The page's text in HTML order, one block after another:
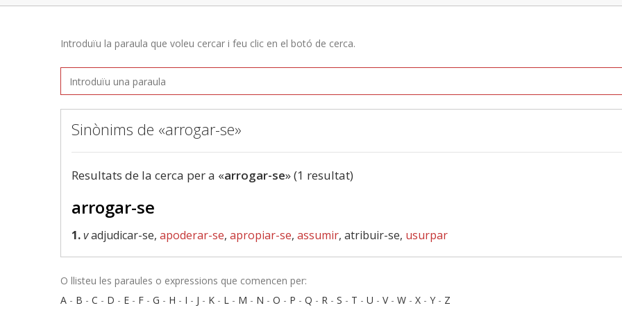
Introduïu la paraula que voleu cercar i feu clic en el botó de cerca.
Sinònims de «arrogar-se»
Resultats de la cerca per a «arrogar-se» (1 resultat)
arrogar-se
1.vadjudicar-se, apoderar-se, apropiar-se, assumir, atribuir-se, usurpar
O llisteu les paraules o expressions que comencen per:
A - B - C - D - E - F - G - H - I - J - K - L - M - N - O - P - Q - R - S - T - U - V- W - X - Y - Z